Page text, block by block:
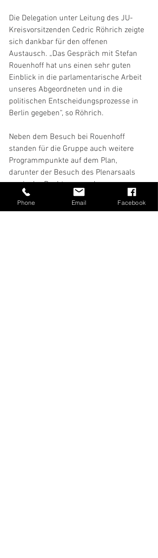
Die Delegation unter Leitung des JU-
Kreisvorsitzenden Cedric Röhrich zeigte
sich dankbar für den offenen
Austausch. „Das Gespräch mit Stefan
Rouenhoff hat uns einen sehr guten
Einblick in die parlamentarische Arbeit
unseres Abgeordneten und in die
politischen Entscheidungsprozesse in
Berlin gegeben“, so Röhrich.
Neben dem Besuch bei Rouenhoff
standen für die Gruppe auch weitere
Programmpunkte auf dem Plan,
darunter der Besuch des Plenarsaals
sowie der Dachterrasse des
Reichstagsgebäudes und der dortigen
Kuppel.
Phone Email Facebook